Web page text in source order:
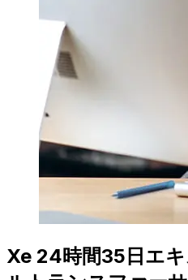
Xe 24時間35日エ